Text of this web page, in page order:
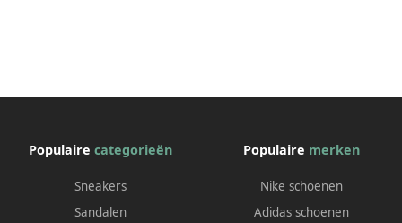
Populaire categorieën
Sneakers
Sandalen
Populaire merken
Nike schoenen
Adidas schoenen